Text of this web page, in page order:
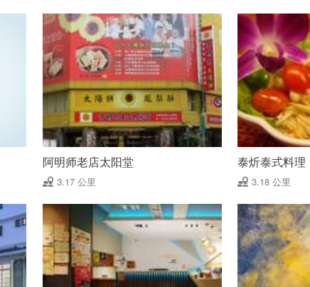
阿明师老店太阳堂
3.17 公里
泰炘泰式料理
3.18 公里